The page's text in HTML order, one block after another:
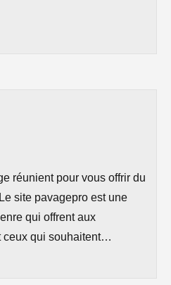
réunient pour vous offrir du
site pavagepro est une
qui offrent aux
ceux qui souhaitent…